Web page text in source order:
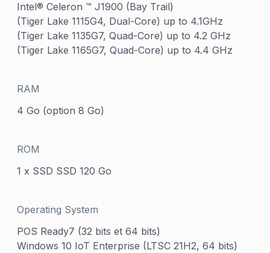
Intel® Celeron ™ J1900 (Bay Trail)
(Tiger Lake 1115G4, Dual-Core) up to 4.1GHz
(Tiger Lake 1135G7, Quad-Core) up to 4.2 GHz
(Tiger Lake 1165G7, Quad-Core) up to 4.4 GHz
RAM
4 Go (option 8 Go)
ROM
1 x SSD SSD 120 Go
Operating System
POS Ready7 (32 bits et 64 bits)
Windows 10 IoT Enterprise (LTSC 21H2, 64 bits)